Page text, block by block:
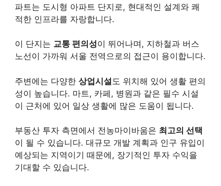
파트는 도시형 아파트 단지로, 현대적인 설계와 쾌
적한 인프라를 자랑합니다.
이 단지는 교통 편의성이 뛰어나며, 지하철과 버스
노선이 가까워 서울 전역으로의 접근이 용이합니다.
주변에는 다양한 상업시설 도 위치해 있어 생활 편의
성이 높습니다. 마트, 카페, 병원과 같은 필수 시설
이 근처에 있어 일상 생활에 많은 도움이 됩니다.
부동산 투자 측면에서 전농마이바움은 최고의 선택
이 될 수 있습니다. 대규모 개발 계획과 인구 유입이
예상되는 지역이기 때문에, 장기적인 투자 수익을
기대할 수 있습니다.